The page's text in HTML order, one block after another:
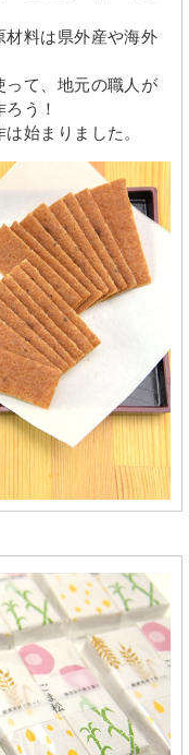
材料は県外産や海外
って、地元の職人が
う！
始まりました。